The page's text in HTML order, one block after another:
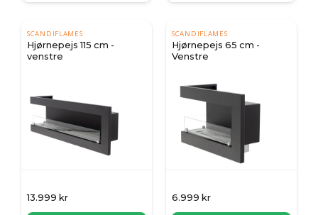
SCANDIFLAMES
Hjørnepejs 115 cm -
venstre
13.999 kr
SCANDIFLAMES
Hjørnepejs 65 cm -
Venstre
6.999 kr